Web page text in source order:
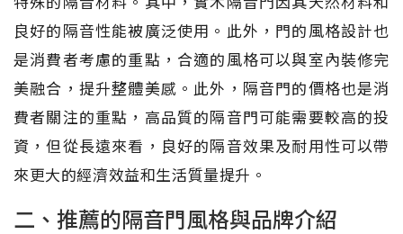
良好的隔音性能被廣泛使用。此外，門的風格設計也
是消費者考慮的重點，合適的風格可以與室內裝修完
美融合，提升整體美感。此外，隔音門的價格也是消
費者關注的重點，高品質的隔音門可能需要較高的投
資，但從長遠來看，良好的隔音效果及耐用性可以帶
來更大的經濟效益和生活質量提升。
二、推薦的隔音門風格與品牌介紹